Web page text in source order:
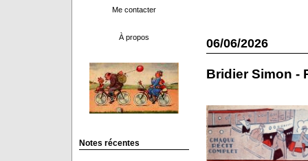
Me contacter
À propos
Notes récentes
06/06/2026
Bridier Simon -